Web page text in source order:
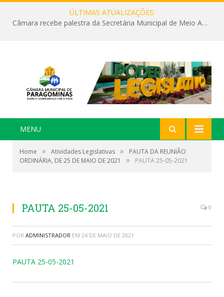
ÚLTIMAS ATUALIZAÇÕES:
Câmara recebe palestra da Secretária Municipal de Meio Ambiente sobre as ações da “SEMANA DO MEIO AMBIENTE”
MENU
Home » Atividades Legislativas »
PAUTA DA REUNIÃO
ORDINÁRIA, DE 25 DE MAIO DE 2021
» PAUTA 25-05-2021
PAUTA 25-05-2021 0
POR ADMINISTRADOR EM 24 DE MAIO DE 2021
PAUTA 25-05-2021